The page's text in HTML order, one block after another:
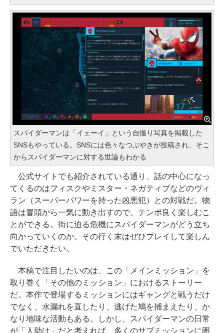
スパイダーマンは「イェーイ」という自撮り写真を掲載した
SNSもやっている。SNSには色々なつぶやきが投稿され、そこ
からスパイダーマンに対する世論もわかる
公式サイトでも紹介されている通り、話の中心になっ
てくるのはフィスクやミスター・ネガティブなどのヴィ
ラン（スーパーパワーを持った凶悪犯）との対戦だ。物
語は冒頭から一気に動き出すので、テンポ良く楽しむこ
とができる。街に迫る危機にスパイダーマンがどう立ち
向かっていくのか。その行く末はぜひプレイして楽しん
でいただきたい。
本稿で注目したいのは、この「メインミッション」を
取り巻く「その他のミッション」におけるストーリー
だ。本作で登場するミッションにはギャングと戦うだけ
でなく、水漏れを直したり、逃げた鳩を捕まえたり、か
なり地味な活動もある。しかし、スパイダーマンの日常
が「人助け」だと考えれば、多くのサブミッションに囲